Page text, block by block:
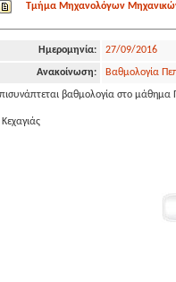
Τμήμα Μηχανολόγων Μηχανικών
Ημερομηνία: 27/09/2016
Ανακοίνωση: Βαθμολογία
βαθμολογία στο μάθημα
Κεχαγιάς